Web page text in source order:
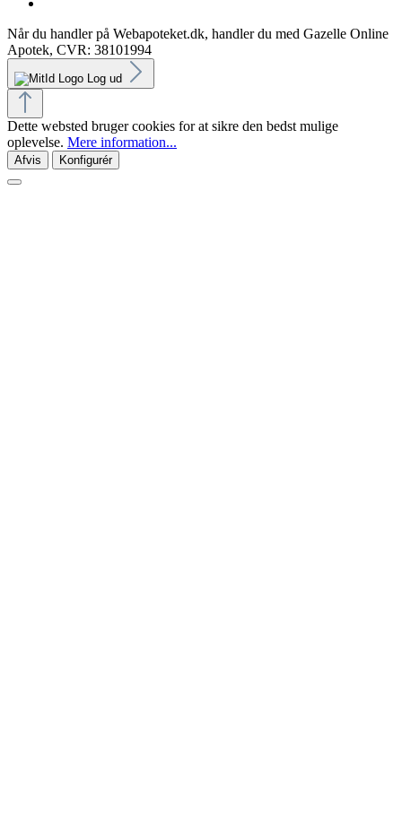
Når du handler på Webapoteket.dk, handler du med Gazelle Online
Apotek, CVR: 38101994
Log ud
Dette websted bruger cookies for at sikre den bedst mulige
oplevelse. Mere information...
Afvis Konfigurér